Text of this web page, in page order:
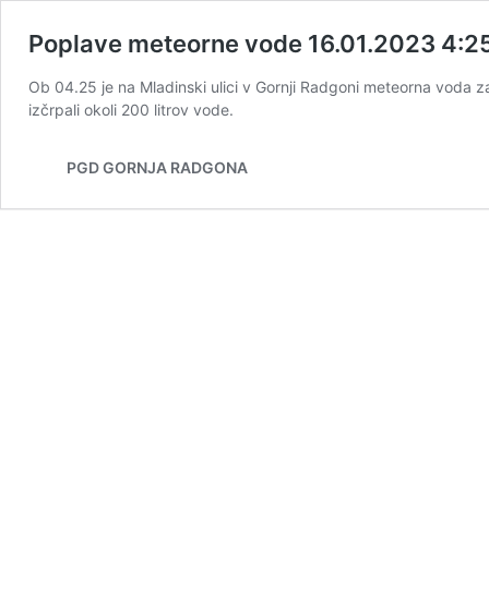
Poplave meteorne vode 16.01.2023
Ob 04.25 je na Mladinski ulici v Gornji Radgoni meteorna voda
izčrpali okoli 200 litrov vode.
PGD GORNJA RADGONA